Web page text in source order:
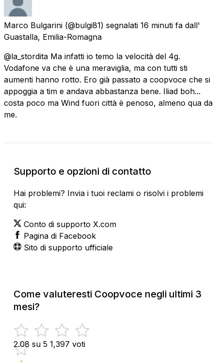
Marco Bulgarini (@bulgi81) segnalati 16 minuti fa dall'
Guastalla, Emilia-Romagna
@la_stordita Ma infatti io temo la velocità del 4g.
Vodafone va che è una meraviglia, ma con tutti sti
aumenti hanno rotto. Ero già passato a coopvoce che si
appoggia a tim e andava abbastanza bene. Iliad boh...
costa poco ma Wind fuori città è penoso, almeno qua da
me.
Supporto e opzioni di contatto
Hai problemi? Invia i tuoi reclami o risolvi i problemi
qui:
Conto di supporto X.com
Pagina di Facebook
Sito di supporto ufficiale
Come valuteresti Coopvoce negli ultimi 3
mesi?
2.08 su 5 1,397 voti